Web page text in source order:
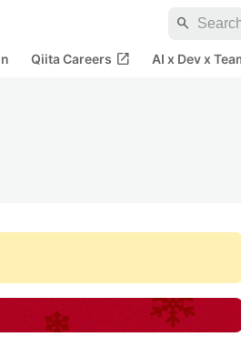
search
Qiita Careers open_in_new AI x Dev x